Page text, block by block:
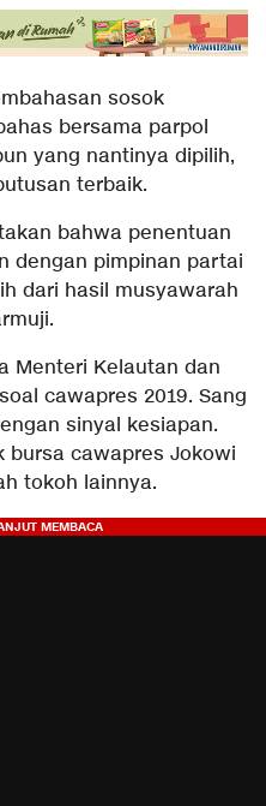
sosok
bersama parpol
yang nantinya dipilih,
terbaik.
bahwa penentuan
dengan pimpinan partai
dari hasil musyawarah
Menteri Kelautan dan
cawapres 2019. Sang
sinyal kesiapan.
bursa cawapres Jokowi
tokoh lainnya.